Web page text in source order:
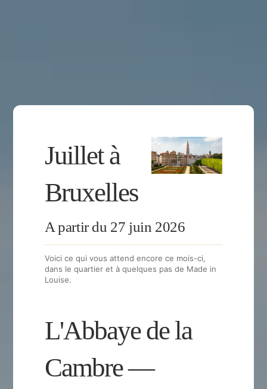
Juillet à
Bruxelles
A partir du 27 juin 2026
Voici ce qui vous attend encore ce mois-ci,
dans le quartier et à quelques pas de Made in
Louise.
L'Abbaye de la
Cambre —